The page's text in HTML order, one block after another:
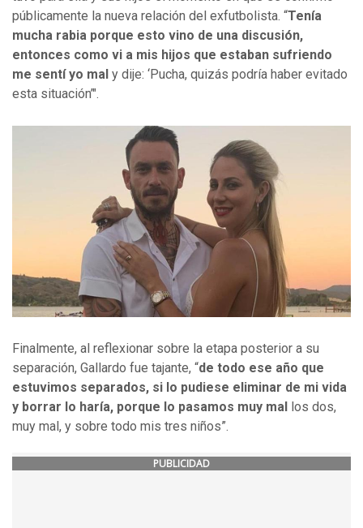
públicamente la nueva relación del exfutbolista. “Tenía
mucha rabia porque esto vino de una discusión,
entonces como vi a mis hijos que estaban sufriendo
me sentí yo mal y dije: ‘Pucha, quizás podría haber evitado
esta situación’".
Finalmente, al reflexionar sobre la etapa posterior a su
separación, Gallardo fue tajante, “de todo ese año que
estuvimos separados, si lo pudiese eliminar de mi vida
y borrar lo haría, porque lo pasamos muy mal los dos,
muy mal, y sobre todo mis tres niños”.
PUBLICIDAD